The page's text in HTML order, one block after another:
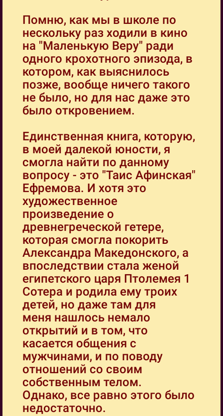
Помню, как мы в школе по
нескольку раз ходили в кино
на "Маленькую Веру" ради
одного крохотного эпизода, в
котором, как выяснилось
позже, вообще ничего такого
не было, но для нас даже это
было откровением.
Единственная книга, которую,
в моей далекой юности, я
смогла найти по данному
вопросу - это "Таис Афинская"
Ефремова. И хотя это
художественное
произведение о
древнегреческой гетере,
которая смогла покорить
Александра Македонского, а
впоследствии стала женой
египетского царя Птолемея 1
Сотера и родила ему троих
детей, но даже там для
меня нашлось немало
открытий и в том, что
касается общения с
мужчинами, и по поводу
отношений со своим
собственным телом.
Однако, все равно этого было
недостаточно.